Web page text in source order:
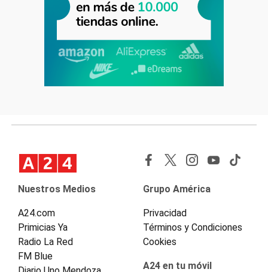
Nuestros Medios
A24.com
Primicias Ya
Radio La Red
FM Blue
Grupo América
Privacidad
Términos y Condiciones
Cookies
A24 en tu móvil